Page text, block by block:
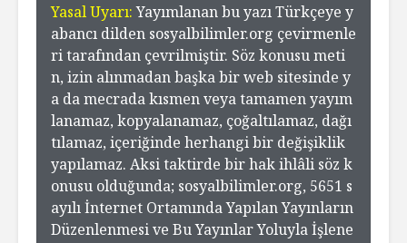
Yasal Uyarı:Yayımlanan bu yazı Türkçeye y
abancı dilden sosyalbilimler.org çevirmenle
ri tarafından çevrilmiştir. Söz konusu meti
n, izin alınmadan başka bir web sitesinde y
a da mecrada kısmen veya tamamen yayım
lanamaz, kopyalanamaz, çoğaltılamaz, dağı
tılamaz, içeriğinde herhangi bir değişiklik
yapılamaz. Aksi taktirde bir hak ihlâli söz k
onusu olduğunda; sosyalbilimler.org, 5651 s
ayılı İnternet Ortamında Yapılan Yayınların
Düzenlenmesi ve Bu Yayınlar Yoluyla İşlene